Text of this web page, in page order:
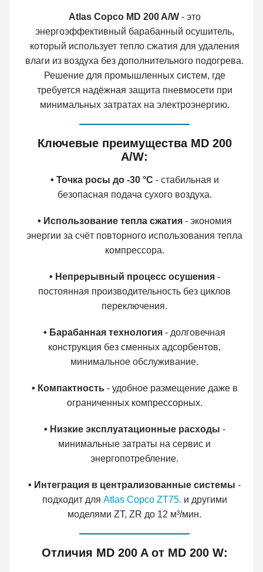
Atlas Copco MD 200 A/W - это
энергоэффективный барабанный осушитель,
который использует тепло сжатия для удаления
влаги из воздуха без дополнительного подогрева.
Решение для промышленных систем, где
требуется надёжная защита пневмосети при
минимальных затратах на электроэнергию.
Ключевые преимущества MD 200
A/W:
• Точка росы до -30 °C - стабильная и
безопасная подача сухого воздуха.
• Использование тепла сжатия - экономия
энергии за счёт повторного использования тепла
компрессора.
• Непрерывный процесс осушения -
постоянная производительность без циклов
переключения.
• Барабанная технология - долговечная
конструкция без сменных адсорбентов,
минимальное обслуживание.
• Компактность - удобное размещение даже в
ограниченных компрессорных.
• Низкие эксплуатационные расходы -
минимальные затраты на сервис и
энергопотребление.
• Интеграция в централизованные системы -
подходит для Atlas Copco ZT75. и другими
моделями ZT, ZR до 12 м³/мин.
Отличия MD 200 A от MD 200 W: